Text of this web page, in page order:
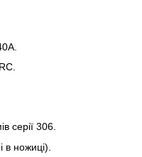
серії 306.
в ножиці).